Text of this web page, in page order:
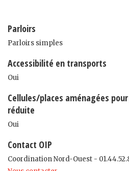
Parloirs
Parloirs simples
Accessibilité en transports
Oui
Cellules/places aménagées
réduite
Oui
Contact OIP
Coordination Nord-Ouest -